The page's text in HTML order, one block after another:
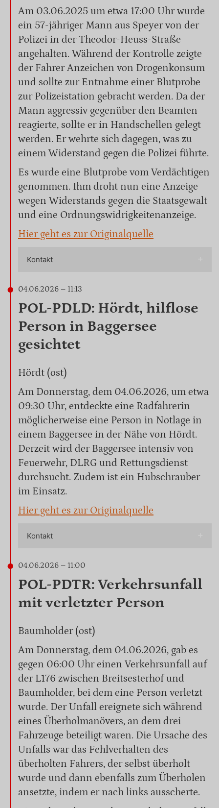
Am 03.06.2025 um etwa 17:00 Uhr wurde
ein 57-jähriger Mann aus Speyer von der
Polizei in der Theodor-Heuss-Straße
angehalten. Während der Kontrolle zeigte
der Fahrer Anzeichen von Drogenkonsum
und sollte zur Entnahme einer Blutprobe
zur Polizeistation gebracht werden. Da der
Mann aggressiv gegenüber den Beamten
reagierte, sollte er in Handschellen gelegt
werden. Er wehrte sich dagegen, was zu
einem Widerstand gegen die Polizei führte.
Es wurde eine Blutprobe vom Verdächtigen
genommen. Ihm droht nun eine Anzeige
wegen Widerstands gegen die Staatsgewalt
und eine Ordnungswidrigkeitenanzeige.
Hier geht es zur Originalquelle
Kontakt
04.06.2026 – 11:13
POL-PDLD: Hördt, hilflose
Person in Baggersee
gesichtet
Hördt (ost)
Am Donnerstag, dem 04.06.2026, um etwa
09:30 Uhr, entdeckte eine Radfahrerin
möglicherweise eine Person in Notlage in
einem Baggersee in der Nähe von Hördt.
Derzeit wird der Baggersee intensiv von
Feuerwehr, DLRG und Rettungsdienst
durchsucht. Zudem ist ein Hubschrauber
im Einsatz.
Hier geht es zur Originalquelle
Kontakt
04.06.2026 – 11:00
POL-PDTR: Verkehrsunfall
mit verletzter Person
Baumholder (ost)
Am Donnerstag, dem 04.06.2026, gab es
gegen 06:00 Uhr einen Verkehrsunfall auf
der L176 zwischen Breitsesterhof und
Baumholder, bei dem eine Person verletzt
wurde. Der Unfall ereignete sich während
eines Überholmanövers, an dem drei
Fahrzeuge beteiligt waren. Die Ursache des
Unfalls war das Fehlverhalten des
überholten Fahrers, der selbst überholt
wurde und dann ebenfalls zum Überholen
ansetzte, indem er nach links ausscherte.